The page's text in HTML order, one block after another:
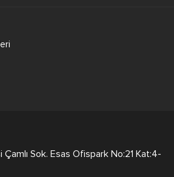
Sok. Esas Ofispark No:21 Kat:4-